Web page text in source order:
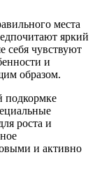
места
яркий
себя чувствуют
и
образом.
подкормке
роста и
и активно